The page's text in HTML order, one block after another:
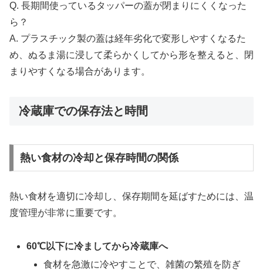
Q. 長期間使っているタッパーの蓋が閉まりにくくなった
ら？
A. プラスチック製の蓋は経年劣化で変形しやすくなるた
め、ぬるま湯に浸して柔らかくしてから形を整えると、閉
まりやすくなる場合があります。
冷蔵庫での保存法と時間
熱い食材の冷却と保存時間の関係
熱い食材を適切に冷却し、保存期間を延ばすためには、温
度管理が非常に重要です。
60℃以下に冷ましてから冷蔵庫へ
食材を急激に冷やすことで、雑菌の繁殖を防ぎ